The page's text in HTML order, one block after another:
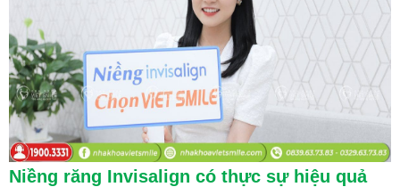
Niềng răng Invisalign có thực sự hiệu quả